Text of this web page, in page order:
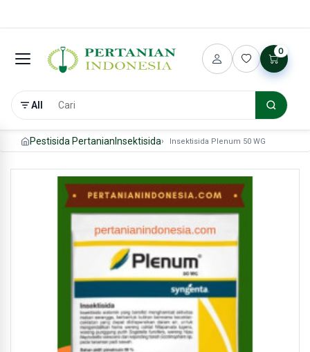
All
0
Pestisida Pertanian Insektisida Insektisida Plenum 50 WG